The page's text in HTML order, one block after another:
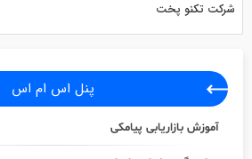
شرکت تکنو پخت
پنل اس ام اس
آموزش بازاریابی پیامکی